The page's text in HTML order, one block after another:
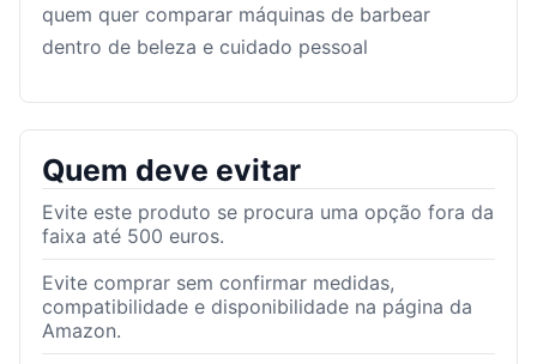
quem quer comparar máquinas de barbear
dentro de beleza e cuidado pessoal
Quem deve evitar
Evite este produto se procura uma opção fora da
faixa até 500 euros.
Evite comprar sem confirmar medidas,
compatibilidade e disponibilidade na página da
Amazon.